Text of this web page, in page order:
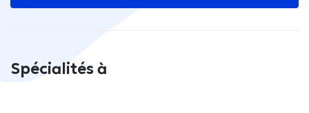
Spécialités à